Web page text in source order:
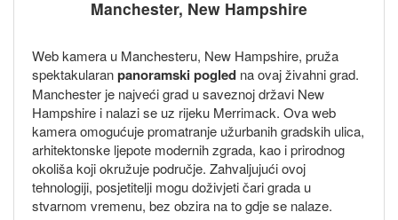
Manchester, New Hampshire
Web kamera u Manchesteru, New Hampshire, pruža
spektakularanpanoramski pogled na ovaj živahni grad.
Manchester je najveći grad u saveznoj državi New
Hampshire i nalazi se uz rijeku Merrimack. Ova web
kamera omogućuje promatranje užurbanih gradskih ulica,
arhitektonske ljepote modernih zgrada, kao i prirodnog
okoliša koji okružuje područje. Zahvaljujući ovoj
tehnologiji, posjetitelji mogu doživjeti čari grada u
stvarnom vremenu, bez obzira na to gdje se nalaze.